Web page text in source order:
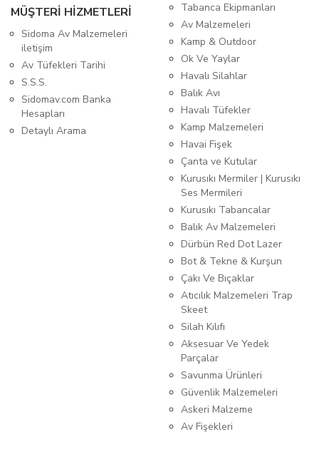
MÜŞTERİ HİZMETLERİ
Sidoma Av Malzemeleri
iletişim
Av Tüfekleri Tarihi
S.S.S.
Sidomav.com Banka
Hesapları
Detaylı Arama
Tabanca Ekipmanları
Av Malzemeleri
Kamp & Outdoor
Ok Ve Yaylar
Havalı Silahlar
Balık Avı
Havalı Tüfekler
Kamp Malzemeleri
Havai Fişek
Çanta ve Kutular
Kurusıkı Mermiler | Kurusıkı
Ses Mermileri
Kurusıkı Tabancalar
Balık Av Malzemeleri
Dürbün Red Dot Lazer
Bot & Tekne & Kurşun
Çakı Ve Bıçaklar
Atıcılık Malzemeleri Trap
Skeet
Silah Kılıfı
Aksesuar Ve Yedek
Parçalar
Savunma Ürünleri
Güvenlik Malzemeleri
Askeri Malzeme
Av Fişekleri